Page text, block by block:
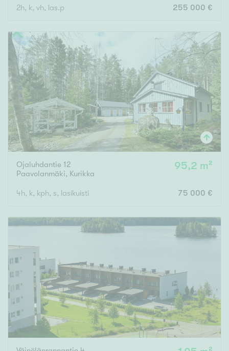
2h, k, vh, las.p 255 000 €
Ojaluhdantie 12
Paavolanmäki, Kurikka
95,2 m²
4h, k, kph, s, lasikuisti 75 000 €